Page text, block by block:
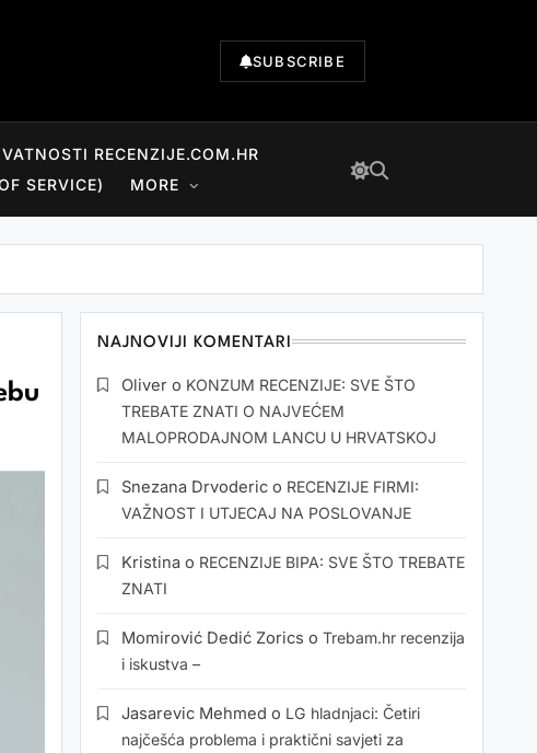
SUBSCRIBE
RECENZIJE.COM.HR
SERVICE) MORE
NAJNOVIJI KOMENTARI
Oliver o KONZUM RECENZIJE: SVE ŠTO
TREBATE ZNATI O NAJVEĆEM
MALOPRODAJNOM LANCU U HRVATSKOJ
Snezana Drvoderic o RECENZIJE FIRMI:
VAŽNOST I UTJECAJ NA POSLOVANJE
Kristina o RECENZIJE BIPA: SVE ŠTO TREBATE
ZNATI
Momirović Dedić Zorics o Trebam.hr recenzija
i iskustva –
Jasarevic Mehmed o LG hladnjaci: Četiri
najčešća problema i praktični savjeti za